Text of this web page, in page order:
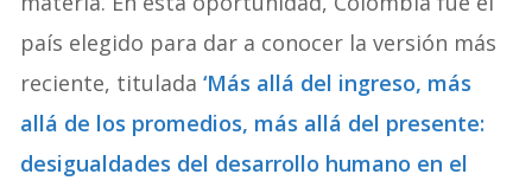
país elegido para dar a conocer la versión más
reciente, titulada‘Más allá del ingreso, más
allá de los promedios, más allá del presente:
desigualdades del desarrollo humano en el